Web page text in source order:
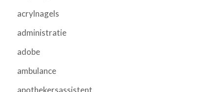
acrylnagels
administratie
adobe
ambulance
apothekersassistent